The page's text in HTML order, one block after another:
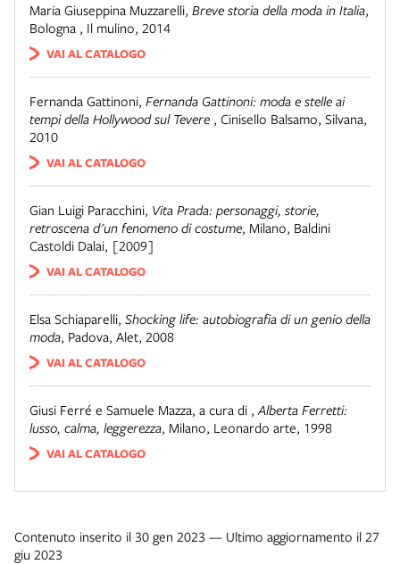
Maria Giuseppina Muzzarelli, Breve storia della moda in Italia,
Bologna , Il mulino, 2014
VAI AL CATALOGO
Fernanda Gattinoni, Fernanda Gattinoni: moda e stelle ai
tempi della Hollywood sul Tevere , Cinisello Balsamo, Silvana,
2010
VAI AL CATALOGO
Gian Luigi Paracchini, Vita Prada: personaggi, storie,
retroscena d'un fenomeno di costume, Milano, Baldini
Castoldi Dalai, [2009]
VAI AL CATALOGO
Elsa Schiaparelli, Shocking life: autobiografia di un genio della
moda, Padova, Alet, 2008
VAI AL CATALOGO
Giusi Ferré e Samuele Mazza, a cura di ,Alberta Ferretti:
lusso, calma, leggerezza, Milano, Leonardo arte, 1998
VAI AL CATALOGO
Contenuto inserito il 30 gen 2023 — Ultimo aggiornamento il 27
giu 2023